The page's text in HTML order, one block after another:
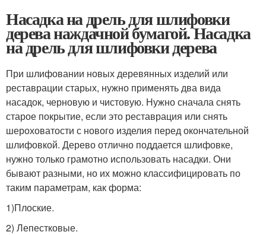
Насадка на дрель для шлифовки
дерева наждачной бумагой. Насадка
на дрель для шлифовки дерева
При шлифовании новых деревянных изделий или
реставрации старых, нужно применять два вида
насадок, черновую и чистовую. Нужно сначала снять
старое покрытие, если это реставрация или снять
шероховатости с нового изделия перед окончательной
шлифовкой. Дерево отлично поддается шлифовке,
нужно только грамотно использовать насадки. Они
бывают разными, но их можно классифицировать по
таким параметрам, как форма:
1)Плоские.
2) Лепестковые.